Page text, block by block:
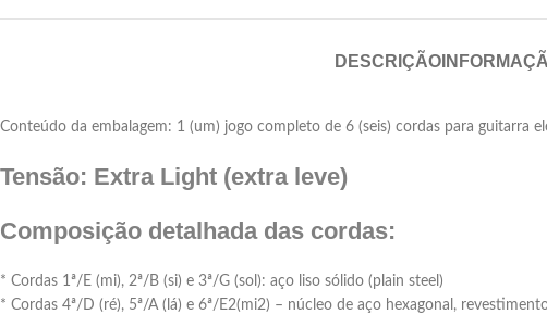
DESCRIÇÃO
Conteúdo da embalagem: 1 (um) jogo completo de 6 (seis) cordas para guitarra
Tensão: Extra Light (extra leve)
Composição detalhada das cordas:
* Cordas 1ª/E (mi), 2ª/B (si) e 3ª/G (sol): aço liso sólido (plain steel)
* Cordas 4ª/D (ré), 5ª/A (lá) e 6ª/E2(mi2) – núcleo de aço hexagonal,